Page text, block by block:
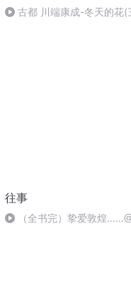
古都 川端康成-冬天的花(
往事
（全书完）挚爱敦煌